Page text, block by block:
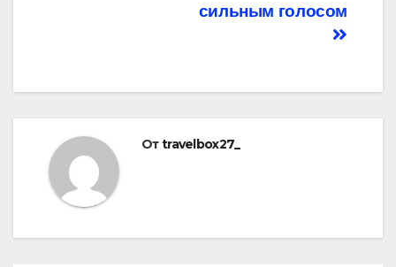
сильным голосом
Отtravelbox27_